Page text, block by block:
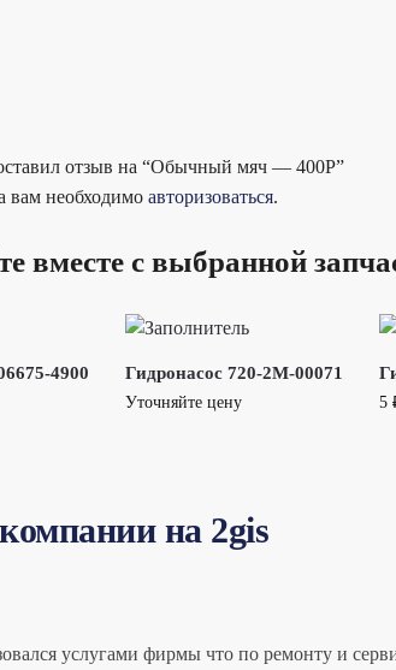
отзыв на “Обычный мяч — 400Р”
вам необходимо авторизоваться.
вместе с выбранной
4900 Гидронасос 720-2M-00071
Уточняйте цену 5
на 2gis
услугами фирмы что по ремонту и